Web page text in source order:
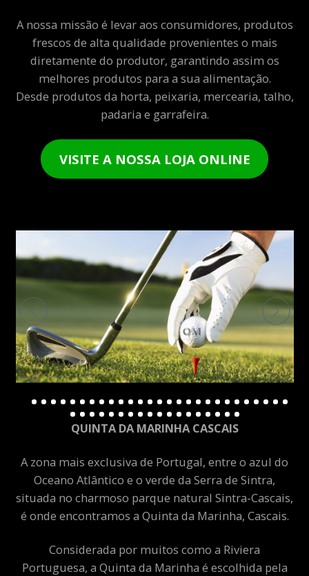
A nossa missão é levar aos consumidores, produtos
frescos de alta qualidade provenientes o mais
diretamente do produtor, garantindo assim os
melhores produtos para a sua alimentação.
Desde produtos da horta, peixaria, mercearia, talho,
padaria e garrafeira.
VISITE A NOSSA LOJA ONLINE
QUINTA DA MARINHA CASCAIS
A zona mais exclusiva de Portugal, entre o azul do
Oceano Atlântico e o verde da Serra de Sintra,
situada no charmoso parque natural Sintra-Cascais,
é onde encontramos a Quinta da Marinha, Cascais.
Considerada por muitos como a Riviera
Portuguesa, a Quinta da Marinha é escolhida pela